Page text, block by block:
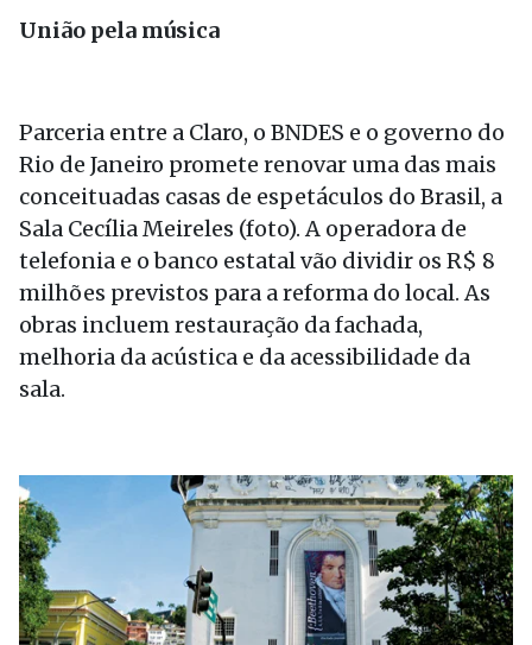
União pela música
Parceria entre a Claro, o BNDES e o governo do
Rio de Janeiro promete renovar uma das mais
conceituadas casas de espetáculos do Brasil, a
Sala Cecília Meireles (foto). A operadora de
telefonia e o banco estatal vão dividir os R$ 8
milhões previstos para a reforma do local. As
obras incluem restauração da fachada,
melhoria da acústica e da acessibilidade da
sala.